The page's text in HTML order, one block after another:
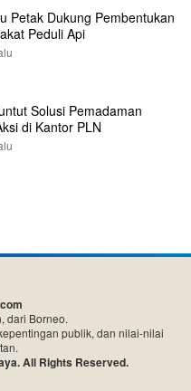
Petak Dukung Pembentukan
Peduli Api
Solusi Pemadaman
di Kantor PLN
dari Borneo.
publik, dan nilai-nilai
All Rights Reserved.